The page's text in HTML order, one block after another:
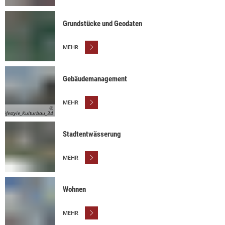
Grundstücke und Geodaten
MEHR
©
Gebäudemanagement
MEHR
Stadtentwässerung
MEHR
Wohnen
MEHR